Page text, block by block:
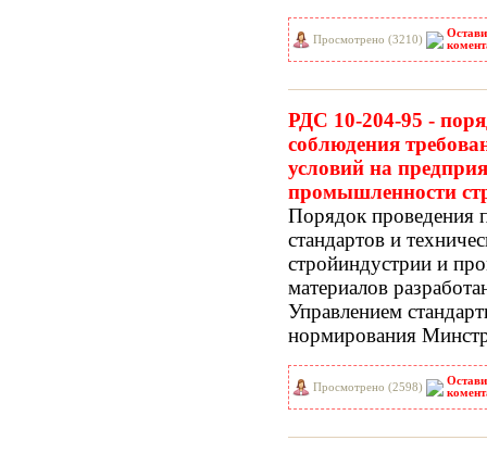
Просмотрено (3210)
РДС 10-204-95 -
соблюдения
условий на
промышленности
Порядок проведения
стандартов и
стройиндустрии и
материалов
Управлением
нормирования
Просмотрено (2598)